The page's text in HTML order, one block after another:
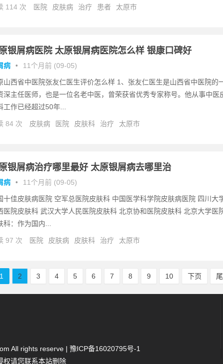
114 次 医院 皮肤病 治疗 患者 太原市
银屑病医院 太原银屑病医院怎么样 银康口碑好
病 • 11个月前 (09-05)
山西省中医院张友仁医生评价怎么样 1、张友仁医生是山西省中医院的
深主任医师，也是一位名老中医，曾荣获省优秀专家称号。他从事中医
工作已经超过50年...
84 次 皮肤病 医院 皮肤科 治疗 太原市
银屑病治疗哪里最好 太原银屑病去哪里治
病 • 11个月前 (09-05)
十佳皮肤病医院 空军总医院皮肤科 中国医学科学院皮肤病医院 四川大
医院皮肤科 武汉大学人民医院皮肤科 北京协和医院皮肤科 北京大学医
科：作为国内...
97 次 医院 皮肤病 皮肤科 治疗 太原市
1 2 3 4 5 6 7 8 9 10 下页
All rights reserve | 豫ICP备16020795号-1
权请您联系本站删除